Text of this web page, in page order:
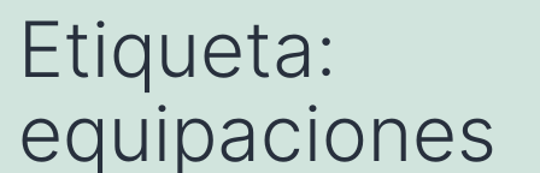
Etiqueta:
equipaciones